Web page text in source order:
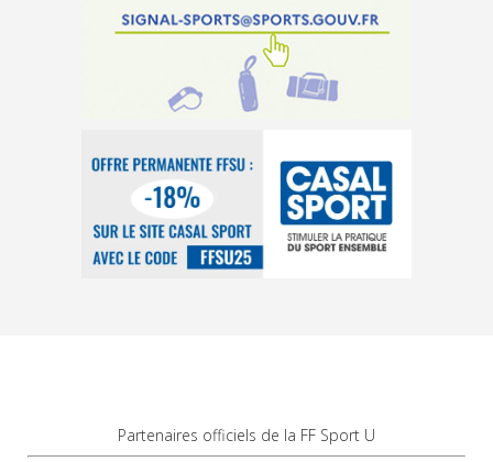
Partenaires officiels de la FF Sport U